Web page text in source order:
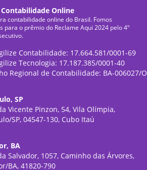
Online
contabilidade online do Brasil. Fomos
para o prêmio do Reclame Aqui 2024 pelo 4º
Contabilidade: 17.664.581/0001-69
Tecnologia: 17.187.385/0001-40
Regional de Contabilidade: BA-006027/O
SP
Vicente Pinzon, 54, Vila Olímpia,
SP, 04547-130, Cubo Itaú
BA
Salvador, 1057, Caminho das Árvores,
BA, 41820-790